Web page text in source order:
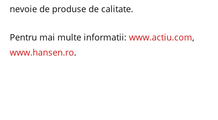
nevoie de produse de calitate.
Pentru mai multe informatii: www.actiu.com,
www.hansen.ro.